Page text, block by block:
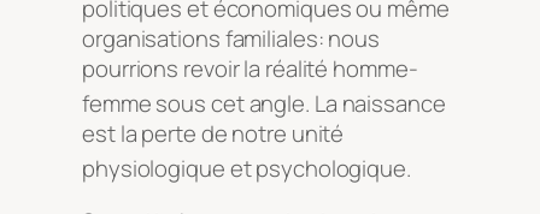
politiques et économiques ou même
organisations familiales: nous
pourrions revoir la réalité homme-
femme sous cet angle. La naissance
est la perte de notre unité
physiologique et psychologique.